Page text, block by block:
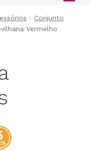
n
Conjunto
Vermelho